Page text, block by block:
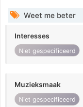
Weet me beter
Interesses
Niet gespecificeerd
Muzieksmaak
Niet gespecificeerd